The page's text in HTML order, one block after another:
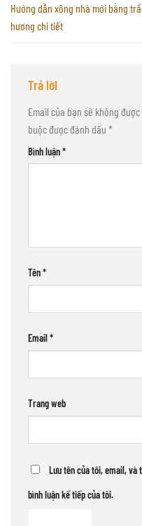
Hướng dẫn xông nhà mới bằng
hương chi tiết
Trả lời
Email của bạn sẽ không
buộc được đánh dấu *
Bình luận*
Tên*
Email*
Trang web
Lưu tên của tôi, email, và
bình luận kế tiếp của tôi.